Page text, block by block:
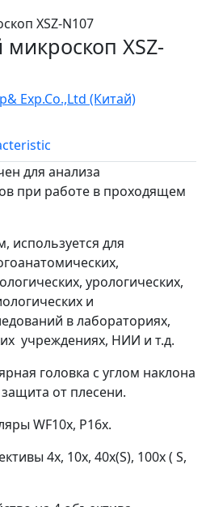
XSZ-
Exp.Co.,Ltd (Китай)
для анализа
при работе в проходящем
используется для
урологических,
и
в лабораториях,
учреждениях, НИИ и т.д.
головка с углом наклона
от плесени.
WF10х, Р16х.
4х, 10х, 40х(S), 100х ( S,